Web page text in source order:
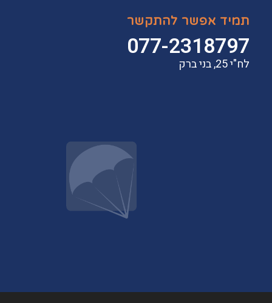
תמיד אפשר להתקשר
077-2318797
לח"י 25, בני ברק